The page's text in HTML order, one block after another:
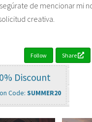
de mencionar mi
creativa.
Share
Follow
Discount
Code: SUMMER20